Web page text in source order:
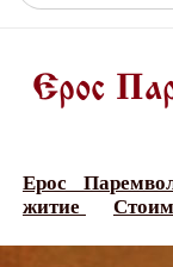
Ерос
Ерос
житие